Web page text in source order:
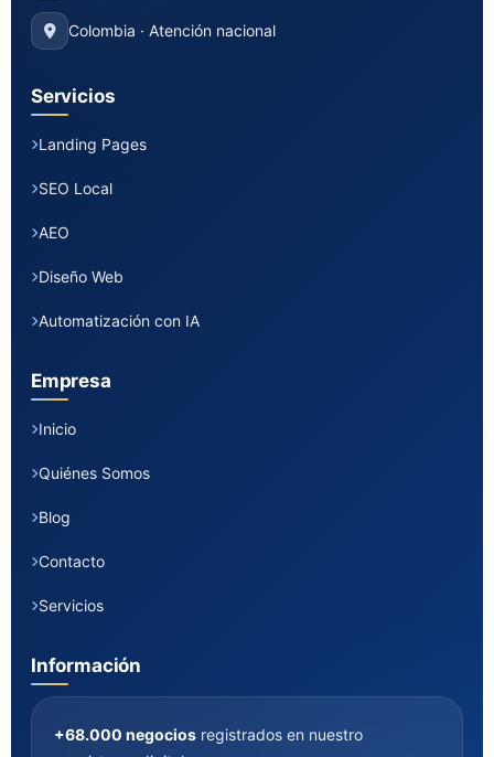
Colombia · Atención nacional
Servicios
Landing Pages
SEO Local
AEO
Diseño Web
Automatización con IA
Empresa
Inicio
Quiénes Somos
Blog
Contacto
Servicios
Información
+68.000 negocios registrados en nuestro